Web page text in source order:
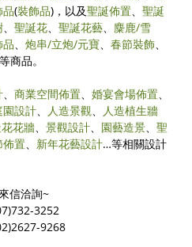
品(裝飾品)，以及聖誕佈置、聖誕
、聖誕花、聖誕花藝、 麋鹿/雪
品、炮串/立炮/元寶、春節裝飾、
商品。
、商業空間佈置、婚宴會場佈置、
園設計、 人造景觀、 人造植生牆
花牆、景觀設計、 園藝造景、聖
佈置、 新年花藝設計…等相關設計
信洽詢~
3252
9268